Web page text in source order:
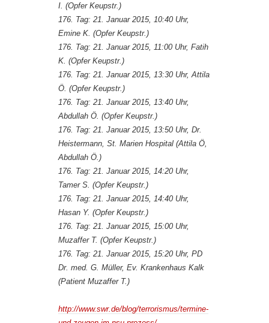
I. (Opfer Keupstr.)
176. Tag: 21. Januar 2015, 10:40 Uhr,
Emine K. (Opfer Keupstr.)
176. Tag: 21. Januar 2015, 11:00 Uhr, Fatih
K. (Opfer Keupstr.)
176. Tag: 21. Januar 2015, 13:30 Uhr, Attila
Ö. (Opfer Keupstr.)
176. Tag: 21. Januar 2015, 13:40 Uhr,
Abdullah Ö. (Opfer Keupstr.)
176. Tag: 21. Januar 2015, 13:50 Uhr, Dr.
Heistermann, St. Marien Hospital (Attila Ö,
Abdullah Ö.)
176. Tag: 21. Januar 2015, 14:20 Uhr,
Tamer S. (Opfer Keupstr.)
176. Tag: 21. Januar 2015, 14:40 Uhr,
Hasan Y. (Opfer Keupstr.)
176. Tag: 21. Januar 2015, 15:00 Uhr,
Muzaffer T. (Opfer Keupstr.)
176. Tag: 21. Januar 2015, 15:20 Uhr, PD
Dr. med. G. Müller, Ev. Krankenhaus Kalk
(Patient Muzaffer T.)
http://www.swr.de/blog/terrorismus/termine-